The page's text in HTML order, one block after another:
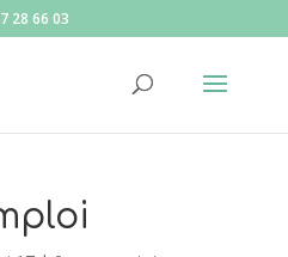
28 66 03